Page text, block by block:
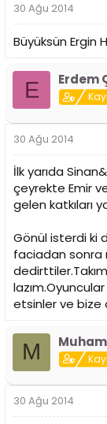
30 Ağu 2014
Büyüksün Ergin
E Erdem
30 Ağu 2014
İlk yarıda
çeyrekte Emir
gelen katkıları
Gönül isterdi ki
faciadan sonra
etsinler ve bize
M
30 Ağu 2014